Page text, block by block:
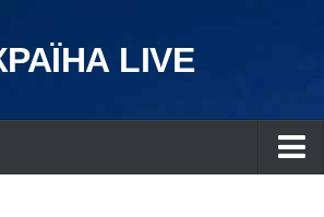
LIVE